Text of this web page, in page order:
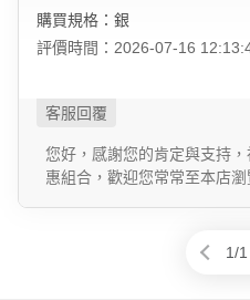
購買規格：銀
評價時間：2026-07-16
您好，感謝您的肯定與支持
惠組合，歡迎您常常至本店瀏
1/1